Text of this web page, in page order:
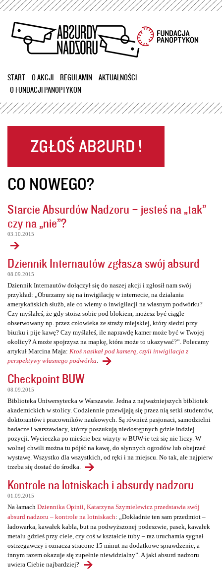
Przejdź
treści
START O AKCJI REGULAMIN
AKTUALNOŚCI
O FUNDACJI PANOPTYKON
CO NOWEGO?
Starcie Absurdów Nadzoru – jesteś na „tak”
czy na „nie”?
03.10.2015
Dziennik Internautów zgłasza swój absurd
08.09.2015
Dziennik Internautów dołączył się do naszej akcji i zgłosił nam swój
przykład: „Oburzamy się na inwigilację w internecie, na działania
amerykańskich służb, ale co wiemy o inwigilacji na własnym podwórku?
Czy myślałeś, że gdy stoisz sobie pod blokiem, możesz być ciągle
obserwowany np. przez człowieka ze straży miejskiej, który siedzi przy
biurku i pije kawę? Czy myślałeś, ile naprawdę kamer może być w Twojej
okolicy? A może spojrzysz na mapkę, która może to ukazywać?”. Polecamy
artykuł Marcina Maja: Ktoś nasikał pod kamerą, czyli inwigilacja z
perspektywy własnego podwórka
Checkpoint BUW
08.09.2015
Biblioteka Uniwersytecka w Warszawie. Jedna z najważniejszych bibliotek
akademickich w stolicy. Codziennie przewijają się przez nią setki studentów,
doktorantów i pracowników naukowych. Są również pasjonaci, samodzielni
badacze i warszawiacy, którzy poszukują niedostępnych gdzie indziej
pozycji. Wycieczka po mieście bez wizyty w BUW-ie też się nie liczy. W
wolnej chwili można tu pójść na kawę, do słynnych ogrodów lub obejrzeć
wystawę. Wszystko dla wszystkich, od ręki i na miejscu. No tak, ale najpierw
trzeba się dostać do środka.
Kontrole na lotniskach i absurdy nadzoru
01.09.2015
Na łamach Dziennika Opinii, Katarzyna Szymielewicz przedstawia swój
absurd nadzoru – kontrole na lotniskach: „Dokładnie ten sam przedmiot –
ładowarka, kawałek kabla, but na podwyższonej podeszwie, pasek, kawałek
metalu gdzieś przy ciele, czy coś w kształcie tuby – raz uruchamia sygnał
ostrzegawczy i oznacza stracone 15 minut na dodatkowe sprawdzenie, a
innym razem okazuje się zupełnie niewidzialny”. A jaki absurd nadzoru
uwiera Ciebie najbardziej?